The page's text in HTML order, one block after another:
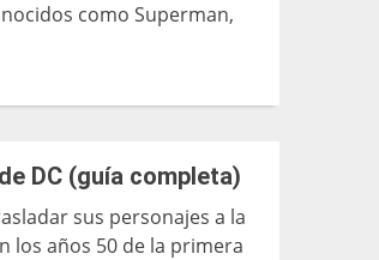
como Superman,
DC (guía completa)
sus personajes a la
los años 50 de la primera